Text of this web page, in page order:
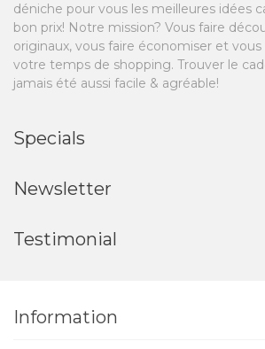
déniche pour vous les meilleures idées
bon prix! Notre mission? Vous faire
originaux, vous faire économiser et vous
votre temps de shopping. Trouver le
jamais été aussi facile & agréable!
Specials
Newsletter
Testimonial
Information